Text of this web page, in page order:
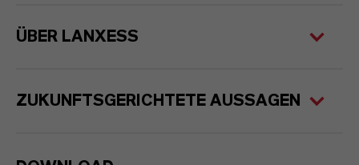
ÜBER LANXESS
ZUKUNFTSGERICHTETE AUSSAGEN